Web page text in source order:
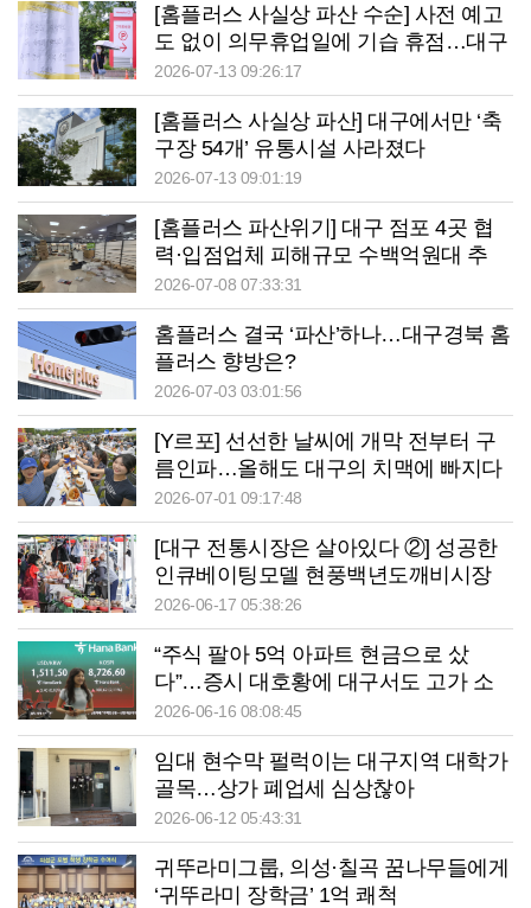
[홈플러스 사실상 파산 수순] 사전 예고
도 없이 의무휴업일에 기습 휴점…대구
소상공인 후폭풍 덮친다
2026-07-13 09:26:17
[홈플러스 사실상 파산] 대구에서만 ‘축
구장 54개’ 유통시설 사라졌다
2026-07-13 09:01:19
[홈플러스 파산위기] 대구 점포 4곳 협
력·입점업체 피해규모 수백억원대 추
산…폐점땐 주변 상권 공동화 불가피
2026-07-08 07:33:31
홈플러스 결국 ‘파산’하나…대구경북 홈
플러스 향방은?
2026-07-03 03:01:56
[Y르포] 선선한 날씨에 개막 전부터 구
름인파…올해도 대구의 치맥에 빠지다
2026-07-01 09:17:48
[대구 전통시장은 살아있다 ②] 성공한
인큐베이팅모델 현풍백년도깨비시장
청년몰
2026-06-17 05:38:26
“주식 팔아 5억 아파트 현금으로 샀
다”…증시 대호황에 대구서도 고가 소
비 증가
2026-06-16 08:08:45
임대 현수막 펄럭이는 대구지역 대학가
골목…상가 폐업세 심상찮아
2026-06-12 05:43:31
귀뚜라미그룹, 의성·칠곡 꿈나무들에게
‘귀뚜라미 장학금’ 1억 쾌척